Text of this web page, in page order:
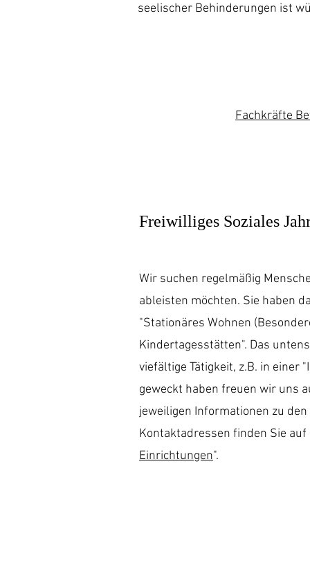
seelischer Behinderungen ist
Fachkräfte
Freiwilliges Soziales
Wir suchen regelmäßig
ableisten möchten. Sie haben
"Stationäres Wohnen
Kindertagesstätten". Das
viefältige Tätigkeit, z.B. in einer
geweckt haben freuen wir uns
jeweiligen Informationen zu
Kontaktadressen finden Sie
Einrichtungen".